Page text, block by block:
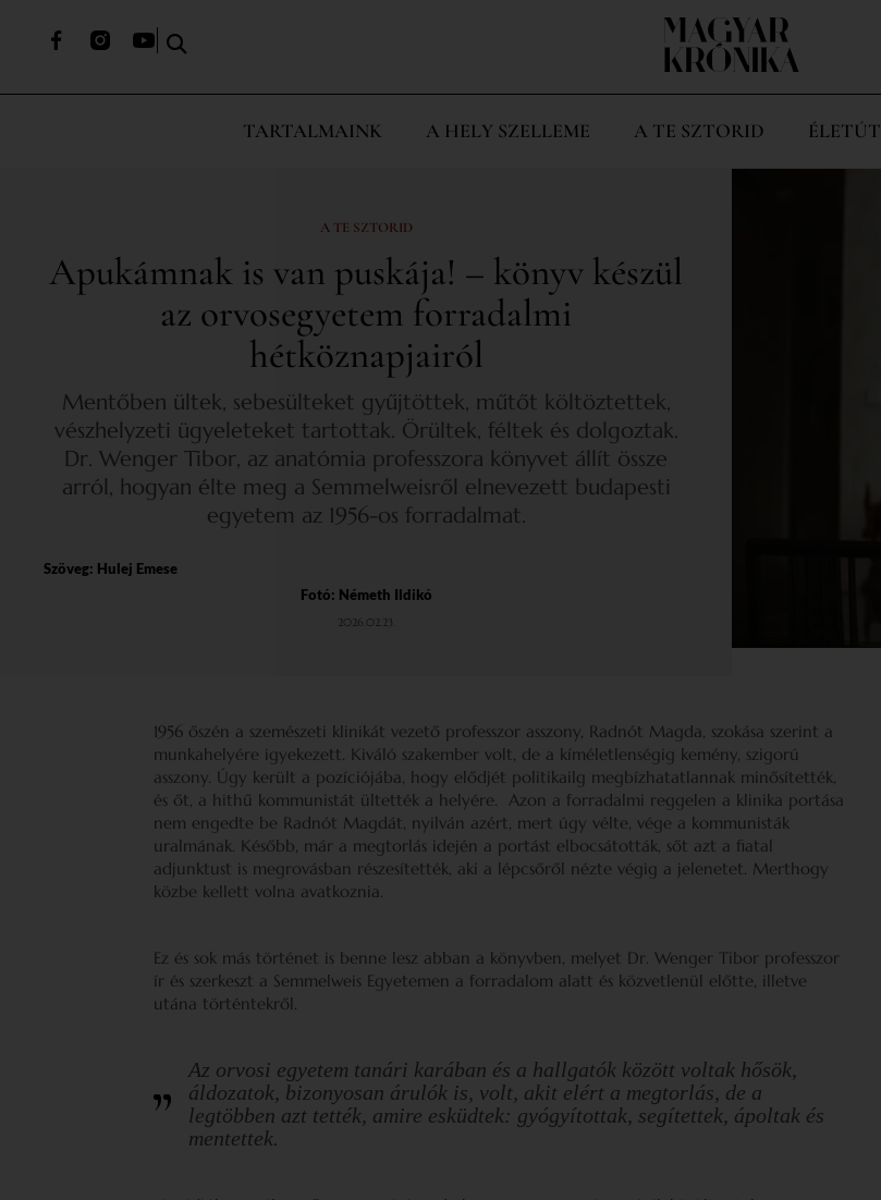
TARTALMAINK A HELY SZELLEME A TE SZTORID ÉLETÚT
A TE SZTORID
Apukámnak is van puskája! – könyv készül
az orvosegyetem forradalmi
hétköznapjairól
Mentőben ültek, sebesülteket gyűjtöttek, műtőt költöztettek,
vészhelyzeti ügyeleteket tartottak. Örültek, féltek és dolgoztak.
Dr. Wenger Tibor, az anatómia professzora könyvet állít össze
arról, hogyan élte meg a Semmelweisről elnevezett budapesti
egyetem az 1956-os forradalmat.
Szöveg: Hulej Emese
Fotó: Németh Ildikó
2026.02.23.
1956 őszén a szemészeti klinikát vezető professzor asszony, Radnót Magda, szokása szerint a
munkahelyére igyekezett. Kiváló szakember volt, de a kíméletlenségig kemény, szigorú
asszony. Úgy került a pozíciójába, hogy elődjét politikailg megbízhatatlannak minősítették,
és őt, a hithű kommunistát ültették a helyére. Azon a forradalmi reggelen a klinika portása
nem engedte be Radnót Magdát, nyilván azért, mert úgy vélte, vége a kommunisták
uralmának. Később, már a megtorlás idején a portást elbocsátották, sőt azt a fiatal
adjunktust is megrovásban részesítették, aki a lépcsőről nézte végig a jelenetet. Merthogy
közbe kellett volna avatkoznia.
Ez és sok más történet is benne lesz abban a könyvben, melyet Dr. Wenger Tibor professzor
ír és szerkeszt a Semmelweis Egyetemen a forradalom alatt és közvetlenül előtte, illetve
utána történtekről.
Az orvosi egyetem tanári karában és a hallgatók között voltak hősök,
áldozatok, bizonyosan árulók is, volt, akit elért a megtorlás, de a
legtöbben azt tették, amire esküdtek: gyógyítottak, segítettek, ápoltak és
mentettek.